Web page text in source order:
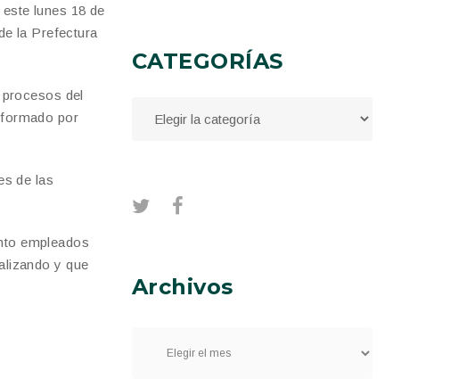
lunes 18 de
la Prefectura
del
por
de las
empleados
y que
CATEGORÍAS
Archivos